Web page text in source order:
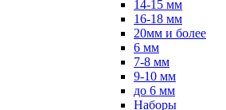
14-15 мм
16-18 мм
20мм и более
6 мм
7-8 мм
9-10 мм
до 6 мм
Наборы